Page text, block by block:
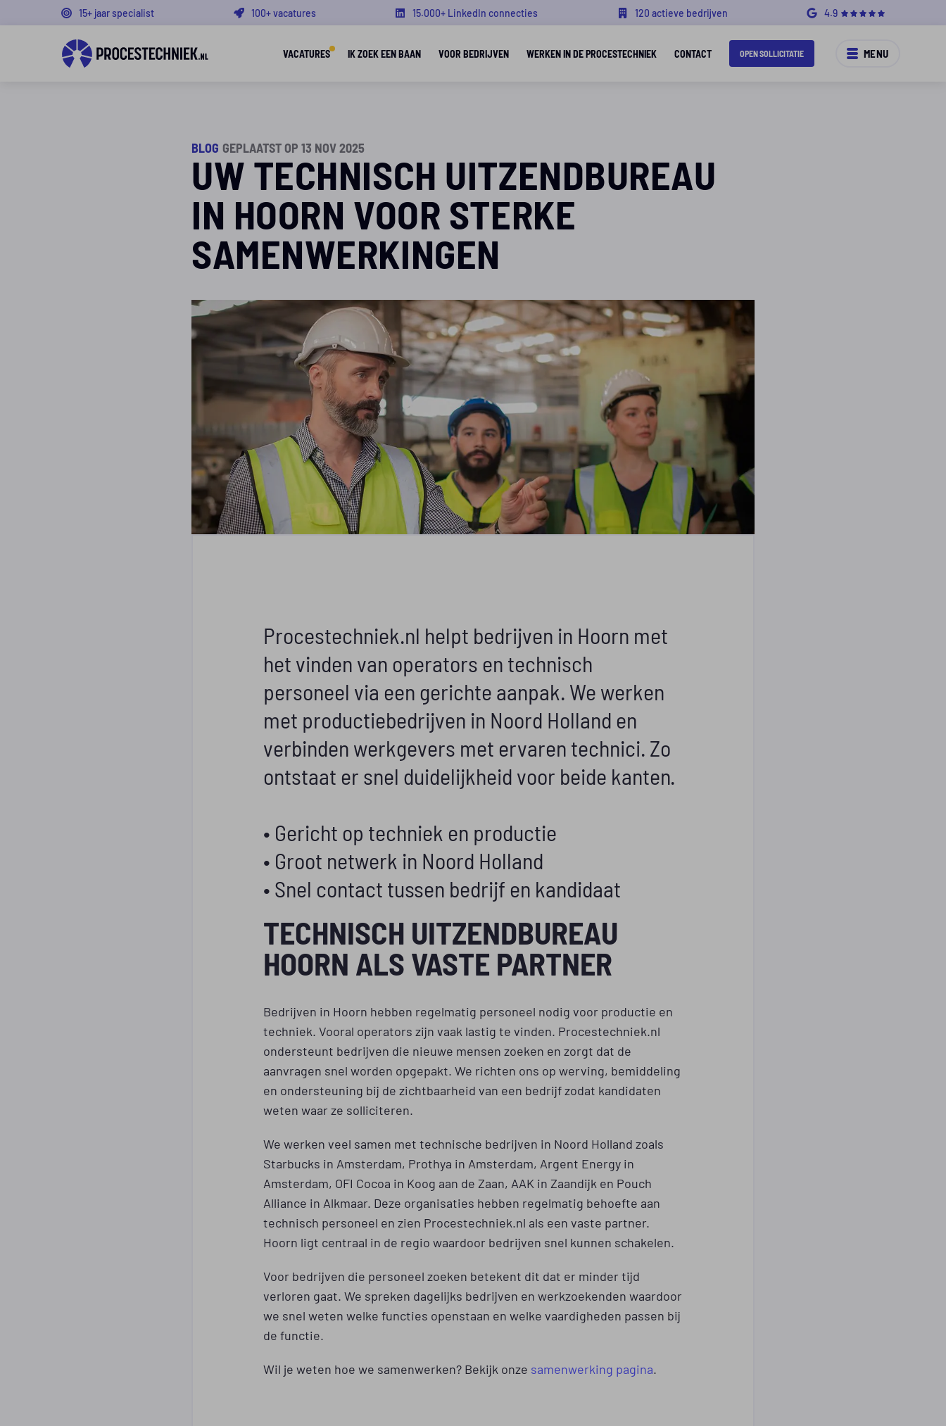
15+ jaar specialist 100+ vacatures 15.000+ LinkedIn connecties 120 actieve bedrijven 4.9
VACATURES IK ZOEK EEN BAAN VOOR BEDRIJVEN WERKEN IN DE PROCESTECHNIEK CONTACT OPEN SOLLICITATIE MENU
BLOG GEPLAATST OP 13 NOV 2025
UW TECHNISCH UITZENDBUREAU
IN HOORN VOOR STERKE
SAMENWERKINGEN
Procestechniek.nl helpt bedrijven in Hoorn met
het vinden van operators en technisch
personeel via een gerichte aanpak. We werken
met productiebedrijven in Noord Holland en
verbinden werkgevers met ervaren technici. Zo
ontstaat er snel duidelijkheid voor beide kanten.
• Gericht op techniek en productie
• Groot netwerk in Noord Holland
• Snel contact tussen bedrijf en kandidaat
TECHNISCH UITZENDBUREAU
HOORN ALS VASTE PARTNER
Bedrijven in Hoorn hebben regelmatig personeel nodig voor productie en
techniek. Vooral operators zijn vaak lastig te vinden. Procestechniek.nl
ondersteunt bedrijven die nieuwe mensen zoeken en zorgt dat de
aanvragen snel worden opgepakt. We richten ons op werving, bemiddeling
en ondersteuning bij de zichtbaarheid van een bedrijf zodat kandidaten
weten waar ze solliciteren.
We werken veel samen met technische bedrijven in Noord Holland zoals
Starbucks in Amsterdam, Prothya in Amsterdam, Argent Energy in
Amsterdam, OFI Cocoa in Koog aan de Zaan, AAK in Zaandijk en Pouch
Alliance in Alkmaar. Deze organisaties hebben regelmatig behoefte aan
technisch personeel en zien Procestechniek.nl als een vaste partner.
Hoorn ligt centraal in de regio waardoor bedrijven snel kunnen schakelen.
Voor bedrijven die personeel zoeken betekent dit dat er minder tijd
verloren gaat. We spreken dagelijks bedrijven en werkzoekenden waardoor
we snel weten welke functies openstaan en welke vaardigheden passen bij
de functie.
Wil je weten hoe we samenwerken? Bekijk onze samenwerking pagina.